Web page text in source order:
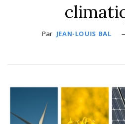
Par JEAN-LOUIS BAL